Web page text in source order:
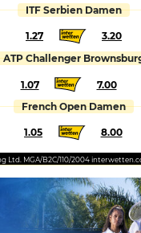
ITF Serbien Damen
1.27 3.20
ATP Challenger
1.07 7.00
French Open Damen
1.05 8.00
Ltd. MGA/B2C/110/2004